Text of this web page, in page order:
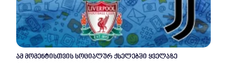
ამ მომენტისთვის სოციალურ ქსელებში ყველაზე